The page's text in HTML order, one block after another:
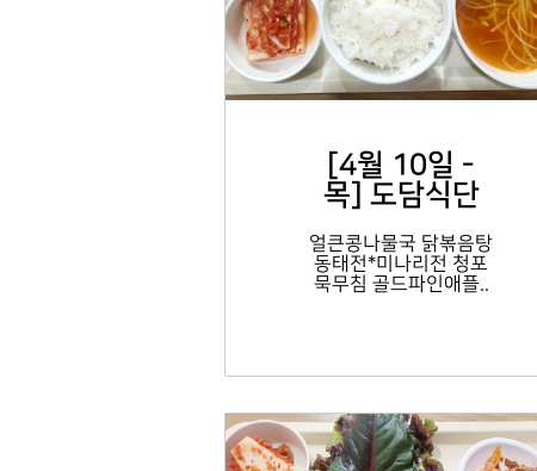
[4월 10일 -
목] 도담식단
얼큰콩나물국 닭볶음탕
동태전*미나리전 청포
묵무침 골드파인애플..